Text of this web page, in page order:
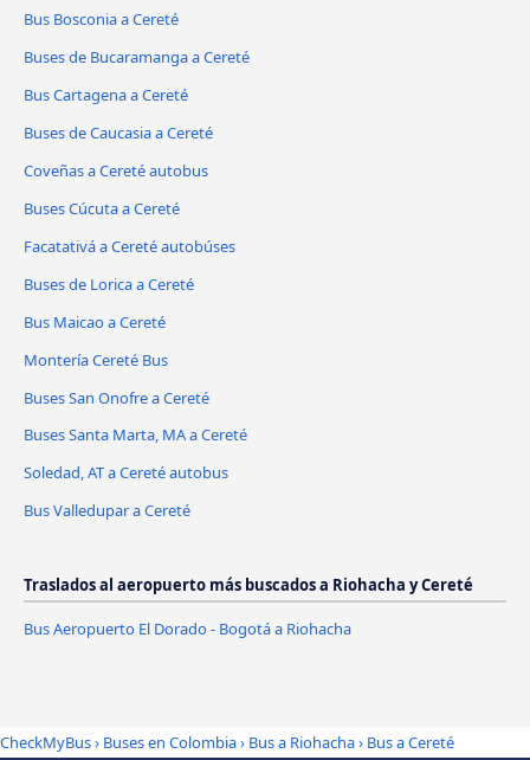
Bus Bosconia a Cereté
Buses de Bucaramanga a Cereté
Bus Cartagena a Cereté
Buses de Caucasia a Cereté
Coveñas a Cereté autobus
Buses Cúcuta a Cereté
Facatativá a Cereté autobúses
Buses de Lorica a Cereté
Bus Maicao a Cereté
Montería Cereté Bus
Buses San Onofre a Cereté
Buses Santa Marta, MA a Cereté
Soledad, AT a Cereté autobus
Bus Valledupar a Cereté
Traslados al aeropuerto más buscados a Riohacha y Cereté
Bus Aeropuerto El Dorado - Bogotá a Riohacha
CheckMyBus› Buses en Colombia› Bus a Riohacha› Bus a Cereté